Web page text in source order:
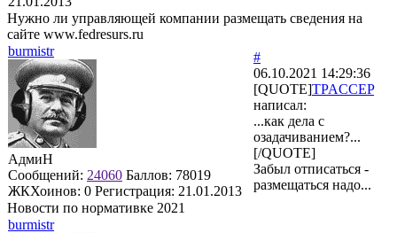
Нужно ли управляющей компании размещать сведения на
сайте www.fedresurs.ru
burmistr
АдмиН
Сообщений: 24060 Баллов: 78019
ЖКХоинов: 0 Регистрация: 21.01.2013
#
06.10.2021 14:29:36
[QUOTE]TPACCEP
написал:
...как дела с
озадачиванием?...
[/QUOTE]
Забыл отписаться -
размещаться надо...
Новости по нормативке 2021
burmistr